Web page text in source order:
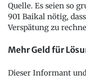
Quelle. Es seien so
901 Baikal nötig,
Verspätung zu
Mehr Geld für
Dieser Informant